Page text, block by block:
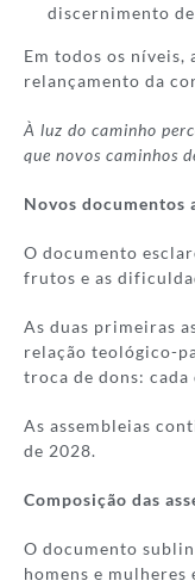
discernimento
Em todos os níveis,
relançamento da
À luz do caminho
que novos caminhos
Novos documentos
O documento
frutos e as
As duas primeiras
relação teológico-
troca de dons: cada
As assembleias
de 2028.
Composição das
O documento
homens e